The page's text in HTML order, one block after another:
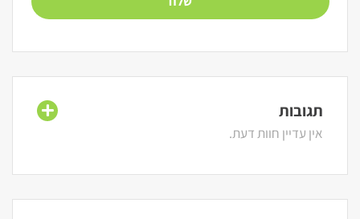
תגובות
אין עדיין חוות דעת.